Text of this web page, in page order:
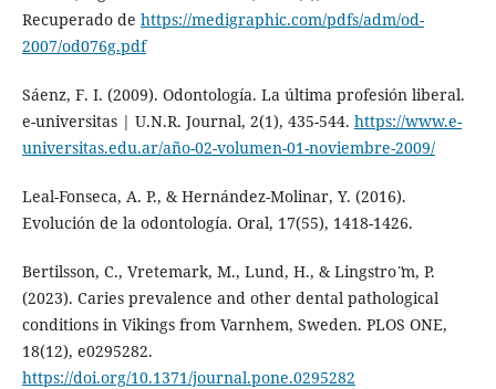
Recuperado de https://medigraphic.com/pdfs/adm/od-
2007/od076g.pdf
Sáenz, F. I. (2009). Odontología. La última profesión liberal.
e-universitas | U.N.R. Journal, 2(1), 435-544. https://www.e-
universitas.edu.ar/año-02-volumen-01-noviembre-2009/
Leal-Fonseca, A. P., & Hernández-Molinar, Y. (2016).
Evolución de la odontología. Oral, 17(55), 1418-1426.
Bertilsson, C., Vretemark, M., Lund, H., & Lingstro ̈m, P.
(2023). Caries prevalence and other dental pathological
conditions in Vikings from Varnhem, Sweden. PLOS ONE,
18(12), e0295282.
https://doi.org/10.1371/journal.pone.0295282